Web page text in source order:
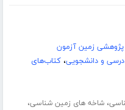
زمین آزمون
و دانشجویی،کتاب‌های
،شاخه های زمین شناسی،